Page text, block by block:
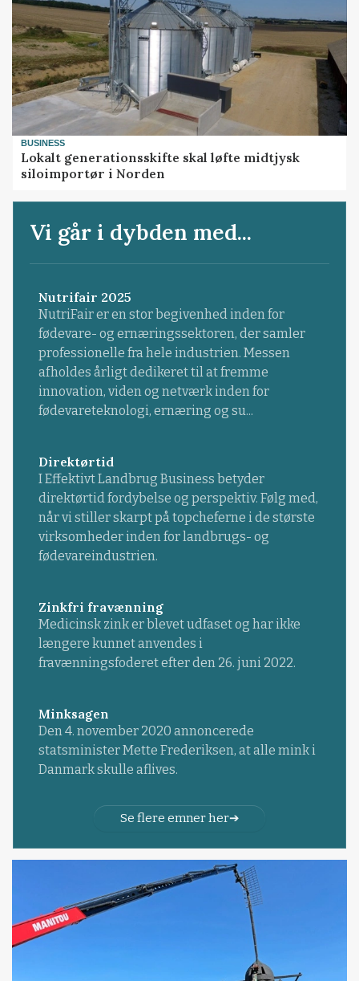
BUSINESS
Lokalt generationsskifte skal løfte midtjysk
siloimportør i Norden
Vi går i dybden med...
Nutrifair 2025
NutriFair er en stor begivenhed inden for
fødevare- og ernæringssektoren, der samler
professionelle fra hele industrien. Messen
afholdes årligt dedikeret til at fremme
innovation, viden og netværk inden for
fødevareteknologi, ernæring og su...
Direktørtid
I Effektivt Landbrug Business betyder
direktørtid fordybelse og perspektiv. Følg med,
når vi stiller skarpt på topcheferne i de største
virksomheder inden for landbrugs- og
fødevareindustrien.
Zinkfri fravænning
Medicinsk zink er blevet udfaset og har ikke
længere kunnet anvendes i
fravænningsfoderet efter den 26. juni 2022.
Minksagen
Den 4. november 2020 annoncerede
statsminister Mette Frederiksen, at alle mink i
Danmark skulle aflives.
Se flere emner her